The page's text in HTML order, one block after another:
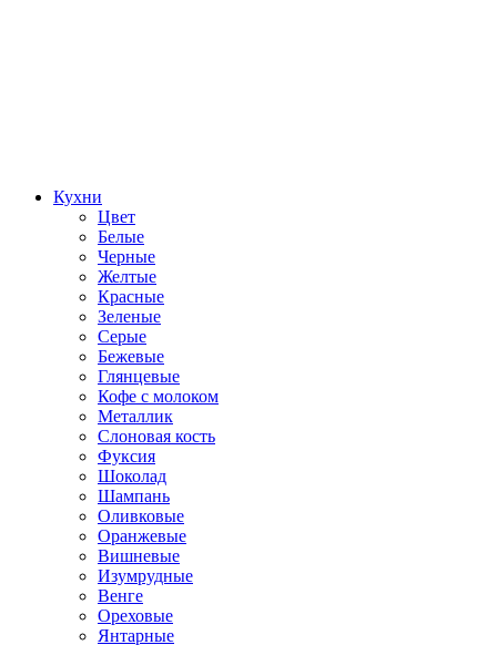
Кухни
Цвет
Белые
Черные
Желтые
Красные
Зеленые
Серые
Бежевые
Глянцевые
Кофе с молоком
Металлик
Слоновая кость
Фуксия
Шоколад
Шампань
Оливковые
Оранжевые
Вишневые
Изумрудные
Венге
Ореховые
Янтарные